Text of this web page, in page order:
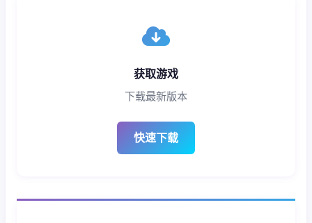
获取游戏
下载最新版本
快速下载